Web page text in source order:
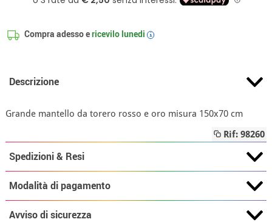
Compra adesso ericevilolunedi i
Descrizione
Grande mantello da torero rosso e oro misura 150x70 cm
Rif: 98260
Spedizioni & Resi
Modalità di pagamento
Avviso di sicurezza